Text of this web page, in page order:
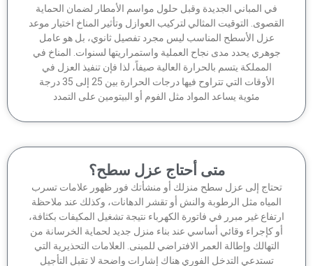
في المباني الجديدة وقبل حلول مواسم الأمطار لضمان الحماية
التوقيت المثالي لتركيب العوازل وتأثير المناخ اختيار موعد
عزل الأسطح المناسب ليس مجرد تفصيل ثانوي، بل هو عامل
يحدد مدى نجاح العملية واستمراريتها لسنوات. المناخ في
المملكة يتسم بالحرارة العالية صيفاً، لذا فإن تنفيذ العزل في
الأوقات التي تتراوح فيها درجات الحرارة بين 25 إلى 35 درجة
مئوية يساعد المواد مثل الفوم أو البيتومين على التمدد
متى أحتاج عزل سطح؟
إلى عزل سطح منزلك أو منشأتك فور ظهور علامات تسرب
مثل الرطوبة والنش أو تقشر الدهانات، وكذلك عند ملاحظة
غير مبرر في فاتورة الكهرباء نتيجة تشغيل المكيفات بكثافة،
كإجراء وقائي أساسي عند بناء منزل جديد لحماية الخرسانة من
وإطالة العمر الافتراضي للمبنى. العلامات التحذيرية التي
تستدعي التدخل الفوري هناك إشارات واضحة لا تقبل التأجيل